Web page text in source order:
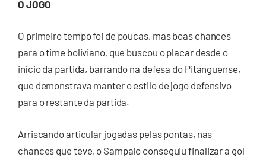
O JOGO
O primeiro tempo foi de poucas, mas boas chances
para o time boliviano, que buscou o placar desde o
início da partida, barrando na defesa do Pitanguense,
que demonstrava manter o estilo de jogo defensivo
para o restante da partida.
Arriscando articular jogadas pelas pontas, nas
chances que teve, o Sampaio conseguiu finalizar a gol